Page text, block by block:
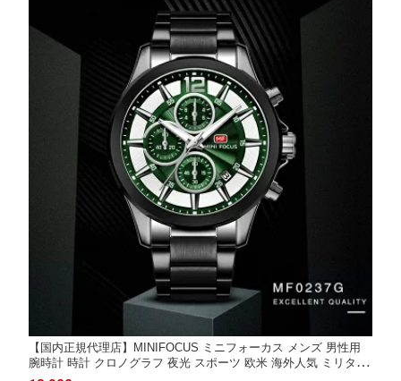
【国内正規代理店】MINIFOCUS ミニフォーカス メンズ 男性用
腕時計 時計 クロノグラフ 夜光 スポーツ 欧米 海外人気 ミリタリ
ーマルチ クォーツ カレンダー MF0237Gプレゼント ギフト お祝